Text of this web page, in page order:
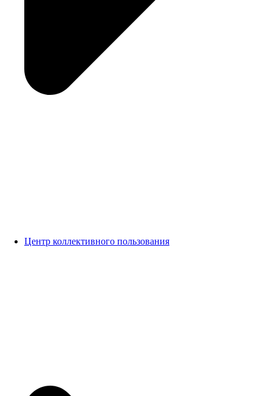
Центр коллективного пользования